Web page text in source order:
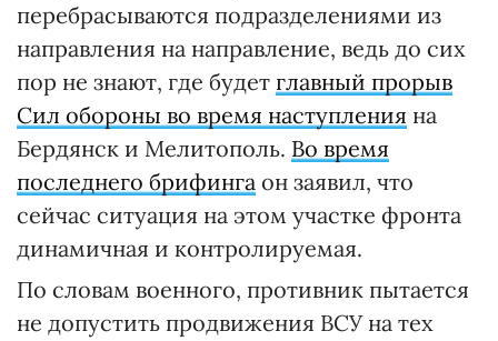
перебрасываются подразделениями из
направления на направление, ведь до сих
пор не знают, где будет главный прорыв
Сил обороны во время наступления на
Бердянск и Мелитополь. Во время
последнего брифинга он заявил, что
сейчас ситуация на этом участке фронта
динамичная и контролируемая.
По словам военного, противник пытается
не допустить продвижения ВСУ на тех